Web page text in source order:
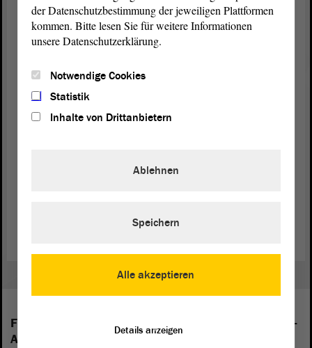
Wir werden der Überweisung zustimmen. Ich
denke, wir können uns da die notwendige Zeit
auseinanderzusetzen. - Vielen Dank für die
(Beifall bei der FDP)
Folgende Fraktionen sind im Landtag von Sachsen-
Anhalt vertreten:
der Datenschutzbestimmung der jeweiligen Plattformen
kommen. Bitte lesen Sie für weitere Informationen
unsere Datenschutzerklärung.
Notwendige Cookies
Statistik
Inhalte von Drittanbietern
Alle akzeptieren
Ablehnen
Speichern
Details anzeigen